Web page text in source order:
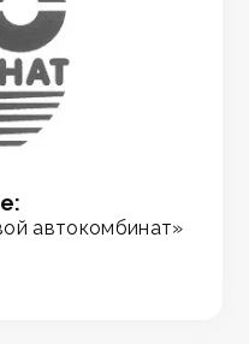
автокомбинат»